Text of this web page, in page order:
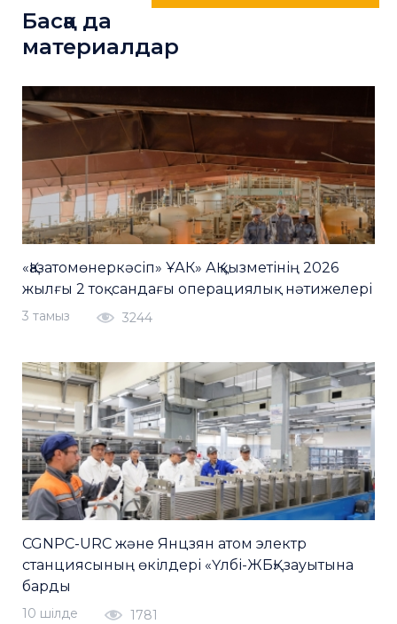
Басқа да
материалдар
«Қазатомөнеркәсіп» ҰАК» АҚ қызметінің 2026
жылғы 2 тоқсандағы операциялық нәтижелері
3 тамыз 3244
CGNPC-URC және Янцзян атом электр
станциясының өкілдері «Үлбі-ЖБҚ» зауытына
барды
10 шiлде 1781